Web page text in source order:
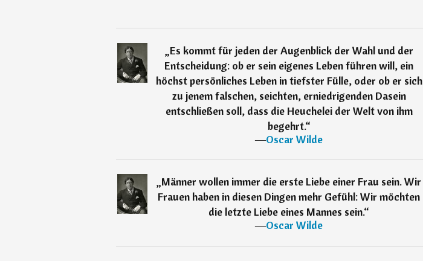
„Es kommt für jeden der Augenblick der Wahl und der
Entscheidung: ob er sein eigenes Leben führen will, ein
höchst persönliches Leben in tiefster Fülle, oder ob er sich
zu jenem falschen, seichten, erniedrigenden Dasein
entschließen soll, dass die Heuchelei der Welt von ihm
begehrt.“
―Oscar Wilde
„Männer wollen immer die erste Liebe einer Frau sein. Wir
Frauen haben in diesen Dingen mehr Gefühl: Wir möchten
die letzte Liebe eines Mannes sein.“
―Oscar Wilde